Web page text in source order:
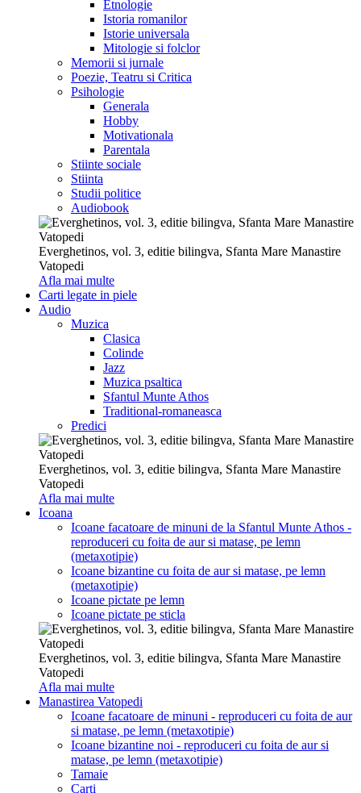
Etnologie
Istoria romanilor
Istorie universala
Mitologie si folclor
Memorii si jurnale
Poezie, Teatru si Critica
Psihologie
Generala
Hobby
Motivationala
Parentala
Stiinte sociale
Stiinta
Studii politice
Audiobook
Everghetinos, vol. 3, editie bilingva, Sfanta Mare Manastire
Vatopedi
Afla mai multe
Carti legate in piele
Audio
Muzica
Clasica
Colinde
Jazz
Muzica psaltica
Sfantul Munte Athos
Traditional-romaneasca
Predici
Everghetinos, vol. 3, editie bilingva, Sfanta Mare Manastire
Vatopedi
Afla mai multe
Icoana
Icoane facatoare de minuni de la Sfantul Munte Athos -
reproduceri cu foita de aur si matase, pe lemn
(metaxotipie)
Icoane bizantine cu foita de aur si matase, pe lemn
(metaxotipie)
Icoane pictate pe lemn
Icoane pictate pe sticla
Everghetinos, vol. 3, editie bilingva, Sfanta Mare Manastire
Vatopedi
Afla mai multe
Manastirea Vatopedi
Icoane facatoare de minuni - reproduceri cu foita de aur
si matase, pe lemn (metaxotipie)
Icoane bizantine noi - reproduceri cu foita de aur si
matase, pe lemn (metaxotipie)
Tamaie
Carti